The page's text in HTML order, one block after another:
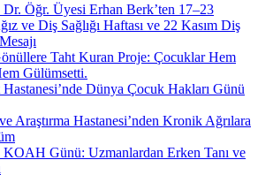
Öğr. Üyesi Erhan Berk’ten 17–23
ve Diş Sağlığı Haftası ve 22 Kasım Diş
Taht Kuran Proje: Çocuklar Hem
Gülümsetti.
Dünya Çocuk Hakları Günü
Araştırma Hastanesi’nden Kronik Ağrılara
KOAH Günü: Uzmanlardan Erken Tanı ve